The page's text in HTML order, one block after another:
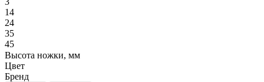
14
24
35
45
Высота ножки, мм
Цвет
Бренд